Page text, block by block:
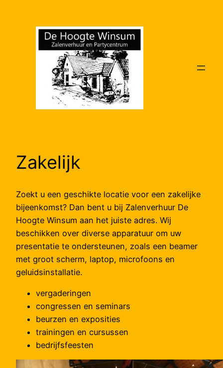
Zakelijk
Zoekt u een geschikte locatie voor een zakelijke
bijeenkomst? Dan bent u bij Zalenverhuur De
Hoogte Winsum aan het juiste adres. Wij
beschikken over diverse apparatuur om uw
presentatie te ondersteunen, zoals een beamer
met groot scherm, laptop, microfoons en
geluidsinstallatie.
vergaderingen
congressen en seminars
beurzen en exposities
trainingen en cursussen
bedrijfsfeesten